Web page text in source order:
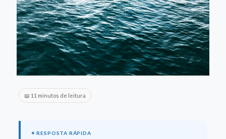
📖 11 minutos de leitura